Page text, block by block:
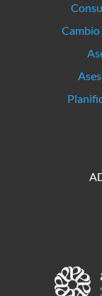
Cambio